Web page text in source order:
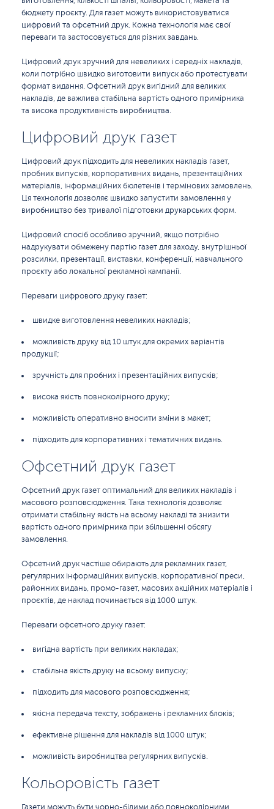
бюджету проєкту. Для газет можуть використовуватися
цифровий та офсетний друк. Кожна технологія має свої
переваги та застосовується для різних завдань.
Цифровий друк зручний для невеликих і середніх накладів,
коли потрібно швидко виготовити випуск або протестувати
формат видання. Офсетний друк вигідний для великих
накладів, де важлива стабільна вартість одного примірника
та висока продуктивність виробництва.
Цифровий друк газет
Цифровий друк підходить для невеликих накладів газет,
пробних випусків, корпоративних видань, презентаційних
матеріалів, інформаційних бюлетенів і термінових замовлень.
Ця технологія дозволяє швидко запустити замовлення у
виробництво без тривалої підготовки друкарських форм.
Цифровий спосіб особливо зручний, якщо потрібно
надрукувати обмежену партію газет для заходу, внутрішньої
розсилки, презентації, виставки, конференції, навчального
проєкту або локальної рекламної кампанії.
Переваги цифрового друку газет:
швидке виготовлення невеликих накладів;
можливість друку від 10 штук для окремих варіантів
продукції;
зручність для пробних і презентаційних випусків;
висока якість повноколірного друку;
можливість оперативно вносити зміни в макет;
підходить для корпоративних і тематичних видань.
Офсетний друк газет
Офсетний друк газет оптимальний для великих накладів і
масового розповсюдження. Така технологія дозволяє
отримати стабільну якість на всьому накладі та знизити
вартість одного примірника при збільшенні обсягу
замовлення.
Офсетний друк частіше обирають для рекламних газет,
регулярних інформаційних випусків, корпоративної преси,
районних видань, промо-газет, масових акційних матеріалів і
проєктів, де наклад починається від 1000 штук.
Переваги офсетного друку газет:
вигідна вартість при великих накладах;
стабільна якість друку на всьому випуску;
підходить для масового розповсюдження;
якісна передача тексту, зображень і рекламних блоків;
ефективне рішення для накладів від 1000 штук;
можливість виробництва регулярних випусків.
Кольоровість газет
Газети можуть бути чорно-білими або повноколірними.